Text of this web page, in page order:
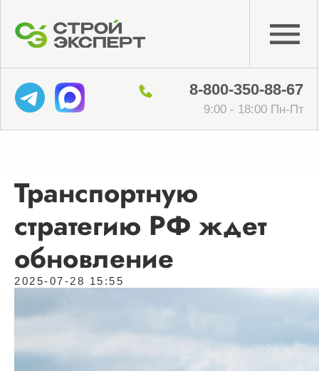
Транспортную
стратегию РФ ждет
обновление
2025-07-28 15:55